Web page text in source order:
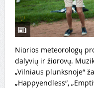
Niūrios meteorologų
dalyvių ir žiūrovų.
„Vilniaus plunksnoje“
„Happyendless“,